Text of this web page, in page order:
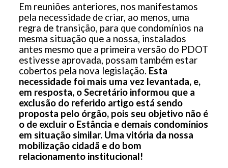
Em reuniões anteriores, nos manifestamos
pela necessidade de criar, ao menos, uma
regra de transição, para que condomínios na
mesma situação que a nossa, instalados
antes mesmo que a primeira versão do PDOT
estivesse aprovada, possam também estar
cobertos pela nova legislação. Esta
necessidade foi mais uma vez levantada, e,
em resposta, o Secretário informou que a
exclusão do referido artigo está sendo
proposta pelo órgão, pois seu objetivo não é
o de excluir o Estância e demais condomínios
em situação similar. Uma vitória da nossa
mobilização cidadã e do bom
relacionamento institucional!